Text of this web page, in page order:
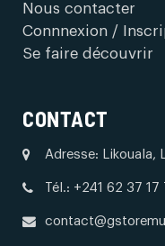
Nous contacter
Connnexion /
Se faire découvrir
CONTACT
Adresse: Likouala,
Tél.: +241 62 37